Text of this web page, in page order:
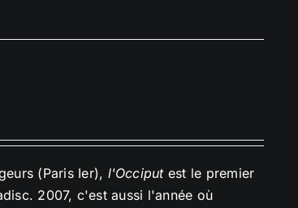
(Paris Ier), l'Occiputest le premier
2007, c'est aussi l'année où